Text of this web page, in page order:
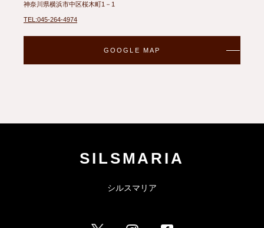
神奈川県横浜市中区桜木町1－1
TEL:045-264-4974
GOOGLE MAP
SILSMARIA
シルスマリア